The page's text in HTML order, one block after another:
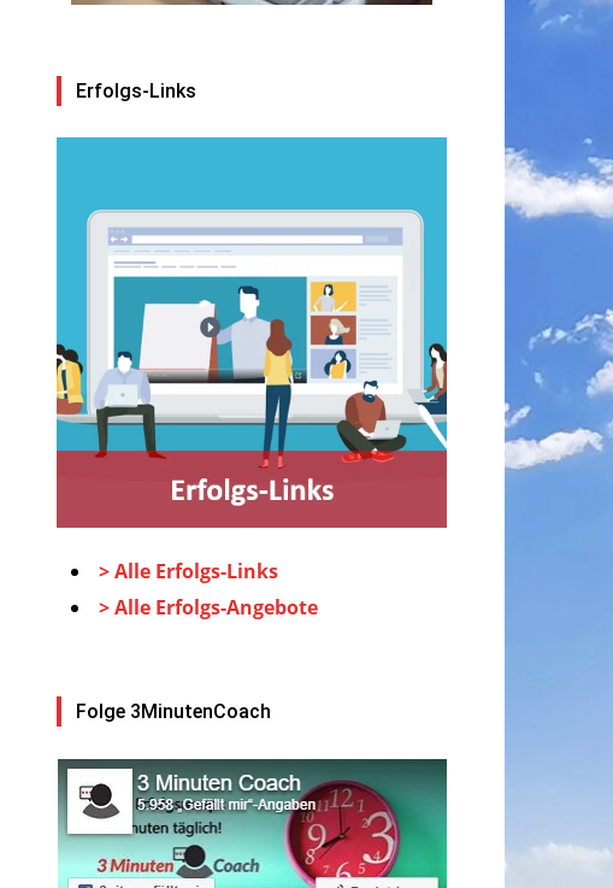
Erfolgs-Links
> Alle Erfolgs-Links
> Alle Erfolgs-Angebote
Folge 3MinutenCoach